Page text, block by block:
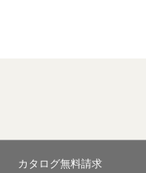
カタログ無料請求